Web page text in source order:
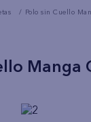
Polo sin Cuello
Manga